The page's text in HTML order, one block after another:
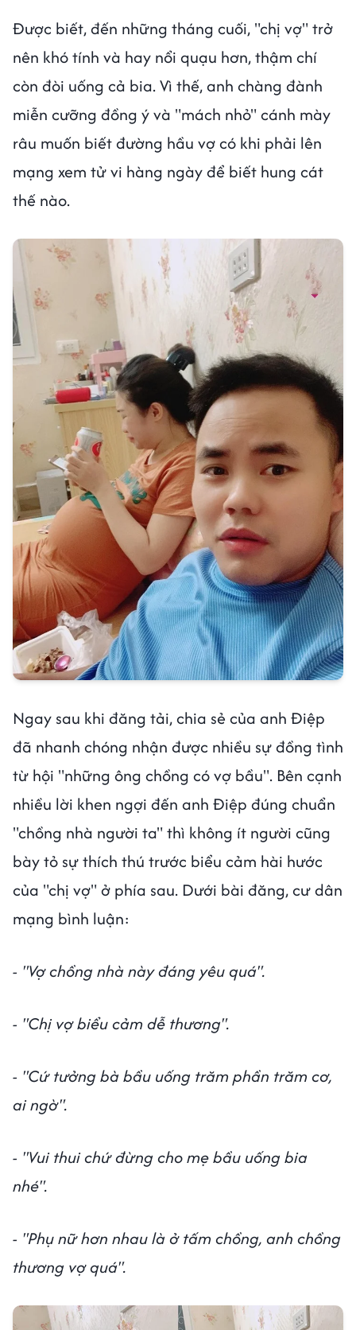
Được biết, đến những tháng cuối, "chị vợ" trở
nên khó tính và hay nổi quạu hơn, thậm chí
còn đòi uống cả bia. Vì thế, anh chàng đành
miễn cưỡng đồng ý và "mách nhỏ" cánh mày
râu muốn biết đường hầu vợ có khi phải lên
mạng xem tử vi hàng ngày để biết hung cát
thế nào.
Ngay sau khi đăng tải, chia sẻ của anh Điệp
đã nhanh chóng nhận được nhiều sự đồng tình
từ hội "những ông chồng có vợ bầu". Bên cạnh
nhiều lời khen ngợi đến anh Điệp đúng chuẩn
"chồng nhà người ta" thì không ít người cũng
bày tỏ sự thích thú trước biểu cảm hài hước
của "chị vợ" ở phía sau. Dưới bài đăng, cư dân
mạng bình luận:
- "Vợ chồng nhà này đáng yêu quá".
- "Chị vợ biểu cảm dễ thương".
- "Cứ tưởng bà bầu uống trăm phần trăm cơ,
ai ngờ".
- "Vui thui chứ đừng cho mẹ bầu uống bia
nhé".
- "Phụ nữ hơn nhau là ở tấm chồng, anh chồng
thương vợ quá".